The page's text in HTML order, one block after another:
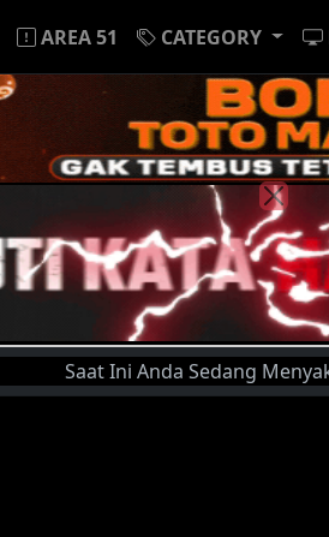
AREA 51 CATEGORY
Saat Ini Anda Sedang Menyaksikan